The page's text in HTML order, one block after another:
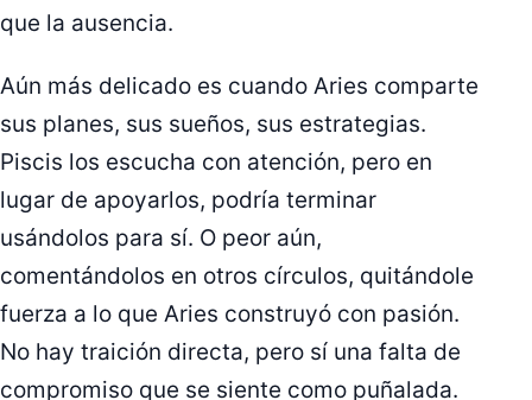
que la ausencia.
Aún más delicado es cuando Aries comparte
sus planes, sus sueños, sus estrategias.
Piscis los escucha con atención, pero en
lugar de apoyarlos, podría terminar
usándolos para sí. O peor aún,
comentándolos en otros círculos, quitándole
fuerza a lo que Aries construyó con pasión.
No hay traición directa, pero sí una falta de
compromiso que se siente como puñalada.